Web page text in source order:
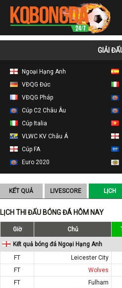
GIẢI
Ngoại Hạng Anh
VĐQG Đức
VĐQG Pháp
Cúp C2 Châu Âu
Cúp Italia
VLWC KV Châu Á
Cúp FA
Euro 2020
KẾT QUẢ LIVESCORE LỊCH
LỊCH THI ĐẤU BÓNG ĐÁ HÔM NAY
Giờ Chủ
Kết quả bóng đá Ngoại Hạng Anh
FT
Leicester City
FT
Wolves
FT
Fulham